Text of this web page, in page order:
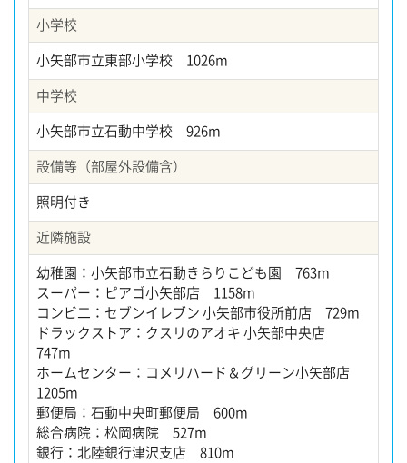
小学校
小矢部市立東部小学校 1026m
中学校
小矢部市立石動中学校 926m
設備等（部屋外設備含）
照明付き
近隣施設
幼稚園：小矢部市立石動きらりこども園 763m
スーパー：ピアゴ小矢部店 1158m
コンビ二：セブンイレブン 小矢部市役所前店 729m
ドラックストア：クスリのアオキ 小矢部中央店
747m
ホームセンター：コメリハード＆グリーン小矢部店
1205m
郵便局：石動中央町郵便局 600m
総合病院：松岡病院 527m
銀行：北陸銀行津沢支店 810m